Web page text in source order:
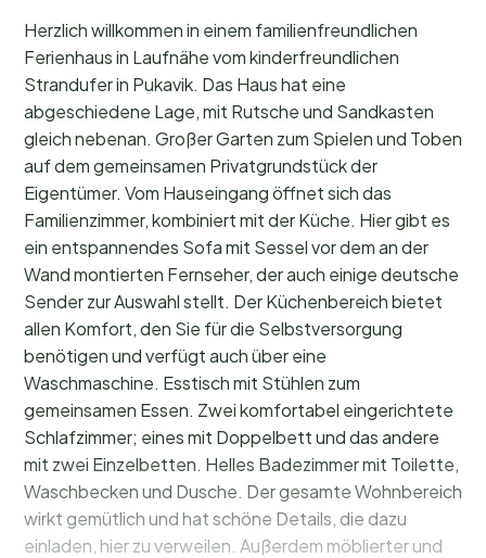
Herzlich willkommen in einem familienfreundlichen
Ferienhaus in Laufnähe vom kinderfreundlichen
Strandufer in Pukavik. Das Haus hat eine
abgeschiedene Lage, mit Rutsche und Sandkasten
gleich nebenan. Großer Garten zum Spielen und Toben
auf dem gemeinsamen Privatgrundstück der
Eigentümer. Vom Hauseingang öffnet sich das
Familienzimmer, kombiniert mit der Küche. Hier gibt es
ein entspannendes Sofa mit Sessel vor dem an der
Wand montierten Fernseher, der auch einige deutsche
Sender zur Auswahl stellt. Der Küchenbereich bietet
allen Komfort, den Sie für die Selbstversorgung
benötigen und verfügt auch über eine
Waschmaschine. Esstisch mit Stühlen zum
gemeinsamen Essen. Zwei komfortabel eingerichtete
Schlafzimmer; eines mit Doppelbett und das andere
mit zwei Einzelbetten. Helles Badezimmer mit Toilette,
Waschbecken und Dusche. Der gesamte Wohnbereich
wirkt gemütlich und hat schöne Details, die dazu
einladen, hier zu verweilen. Außerdem möblierter und